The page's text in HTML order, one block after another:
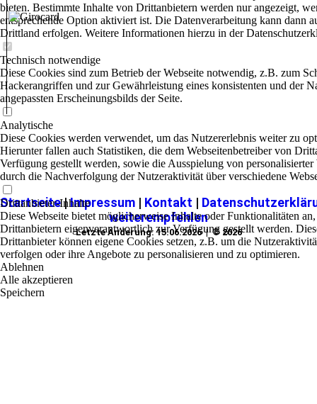
Startseite|Impressum | Kontakt |
weiterempfehlen
Letzte Änderung: 15.06.2026 | © 2026
bieten. Bestimmte Inhalte von Drittanbietern werden nur angezeigt,
entsprechende Option aktiviert ist. Die Datenverarbeitung kann dann
Drittland erfolgen. Weitere Informationen hierzu in der
Technisch notwendige
Diese Cookies sind zum Betrieb der Webseite notwendig, z.B. zum
Hackerangriffen und zur Gewährleistung eines konsistenten und der
angepassten Erscheinungsbilds der Seite.
Analytische
Diese Cookies werden verwendet, um das Nutzererlebnis weiter zu
Hierunter fallen auch Statistiken, die dem Webseitenbetreiber von
Verfügung gestellt werden, sowie die Ausspielung von personalisierter
durch die Nachverfolgung der Nutzeraktivität über verschiedene
Drittanbieter-Inhalte
Diese Webseite bietet möglicherweise Inhalte oder Funktionalitäten
Drittanbietern eigenverantwortlich zur Verfügung gestellt werden.
Drittanbieter können eigene Cookies setzen, z.B. um die
verfolgen oder ihre Angebote zu personalisieren und zu optimieren.
Ablehnen
Alle akzeptieren
Speichern